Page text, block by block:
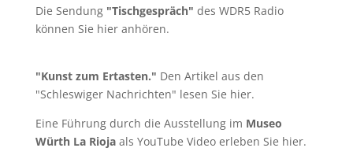
Die Sendung "Tischgespräch" des WDR5 Radio
können Sie hieranhören.
"Kunst zum Ertasten." Den Artikel aus den
"Schleswiger Nachrichten" lesen Sie hier.
Eine Führung durch die Ausstellung im Museo
Würth La Riojaals YouTube Video erleben Sie hier.